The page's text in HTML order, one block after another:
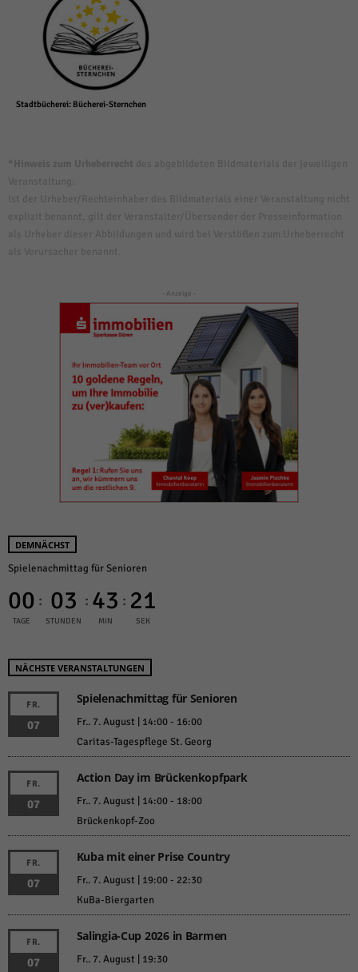
Stadtbücherei: Bücherei-Sternchen
- Anzeige -
DEMNÄCHST
Spielenachmittag für Senioren
00
TAGE
: 03
STUNDEN
: 43
MIN
: 20
SEK
NÄCHSTE VERANSTALTUNGEN
FR.
07
Spielenachmittag für Senioren
Fr.. 7. August | 14:00- 16:00
Caritas-Tagespflege St. Georg
FR.
07
Action Day im Brückenkopfpark
Fr.. 7. August | 14:00- 18:00
Brückenkopf-Zoo
FR.
07
Kuba mit einer Prise Country
Fr.. 7. August | 19:00- 22:30
KuBa-Biergarten
FR.
07
Salingia-Cup 2026 in Barmen
Fr.. 7. August | 19:30